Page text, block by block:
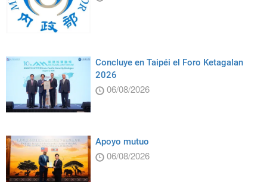
Concluye en Taipéi el Foro Ketagalan
2026
06/08/2026
Apoyo mutuo
06/08/2026